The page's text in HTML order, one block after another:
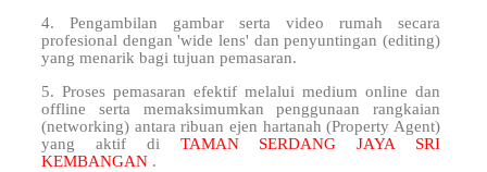
4. Pengambilan gambar serta video rumah secara
profesional dengan 'wide lens' dan penyuntingan (editing)
yang menarik bagi tujuan pemasaran.
5. Proses pemasaran efektif melalui medium online dan
offline serta memaksimumkan penggunaan rangkaian
(networking) antara ribuan ejen hartanah (Property Agent)
yang aktif di TAMAN SERDANG JAYA SRI
KEMBANGAN .